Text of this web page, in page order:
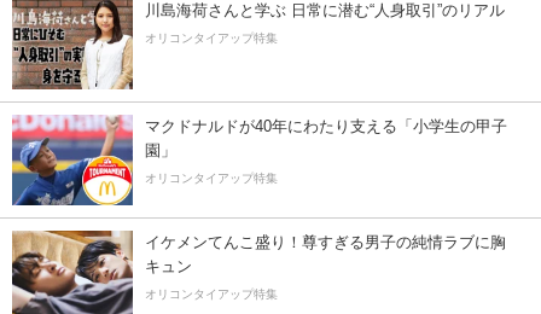
川島海荷さんと学ぶ 日常に潜む“人身取引”のリアル
オリコンタイアップ特集
マクドナルドが40年にわたり支える「小学生の甲子
園」
オリコンタイアップ特集
イケメンてんこ盛り！尊すぎる男子の純情ラブに胸
キュン
オリコンタイアップ特集